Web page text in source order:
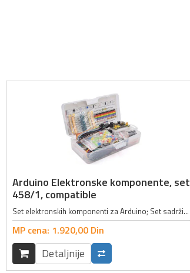
Arduino Elektronske komponente, set
458/1, compatible
Set elektronskih komponenti za Arduino; Set sadrži 458 komponenti među kojima su:; - 1 x Modul za napajanje (Ulazni napon: 6.5 - 12V ili napajanje preko USB-a, Izlazni napon: 3.3 - 5V, Maksimalna izlazna jačina struje: 700mA); - 1 x...
MP cena: 1.920,00 Din
Detaljnije